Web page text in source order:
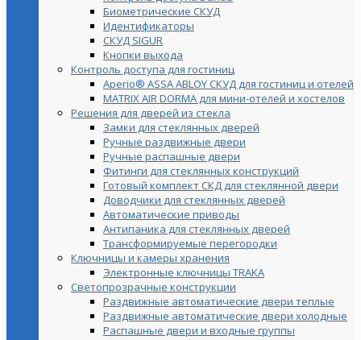
Биометрические СКУД
Идентификаторы
СКУД SIGUR
Кнопки выхода
Контроль доступа для гостиниц
Aperio® ASSA ABLOY СКУД для гостиниц и отелей
MATRIX AIR DORMA для мини-отелей и хостелов
Решения для дверей из стекла
Замки для стеклянных дверей
Ручные раздвижные двери
Ручные распашные двери
Фитинги для стеклянных конструкций
Готовый комплект СКД для стеклянной двери
Доводчики для стеклянных дверей
Автоматические приводы
Антипаника для стеклянных дверей
Трансформируемые перегородки
Ключницы и камеры хранения
Электронные ключницы TRAKA
Светопрозрачные конструкции
Раздвижные автоматические двери теплые
Раздвижные автоматические двери холодные
Распашные двери и входные группы